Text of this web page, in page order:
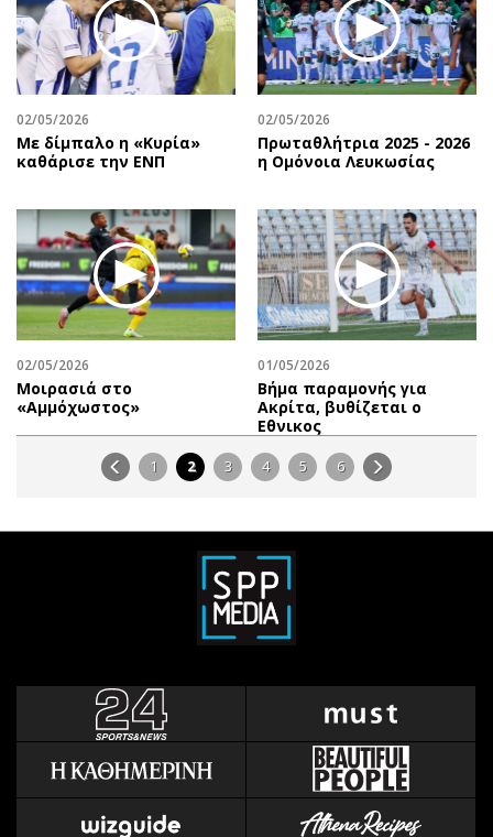
02/05/2026
Με δίμπαλο η «Κυρία»
καθάρισε την ΕΝΠ
02/05/2026
Πρωταθλήτρια 2025 - 2026
η Ομόνοια Λευκωσίας
02/05/2026
Μοιρασιά στο
«Αμμόχωστος»
01/05/2026
Βήμα παραμονής για
Ακρίτα, βυθίζεται ο
Εθνικος
1 2 3 4 5 6